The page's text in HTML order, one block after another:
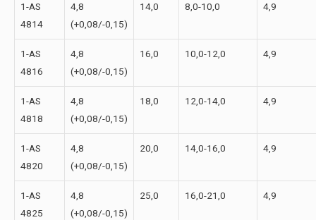
1-АS
4814
4,8
(+0,08/-0,15)
14,0 8,0-10,0 4,9
1-АS
4816
4,8
(+0,08/-0,15)
16,0 10,0-12,0 4,9
1-АS
4818
4,8
(+0,08/-0,15)
18,0 12,0-14,0 4,9
1-АS
4820
4,8
(+0,08/-0,15)
20,0 14,0-16,0 4,9
1-АS
4825
4,8
(+0,08/-0,15)
25,0 16,0-21,0 4,9